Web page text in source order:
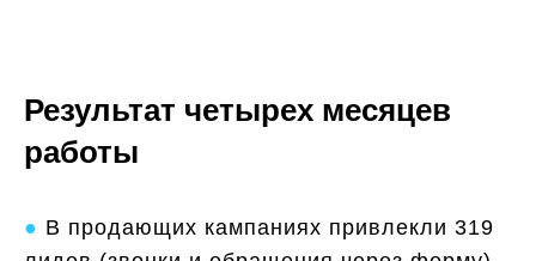
Результат четырех месяцев
работы
● В продающих кампаниях привлекли 319